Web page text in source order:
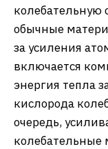
колебательную
обычные
за усиления
включается
энергия тепла
кислорода
очередь,